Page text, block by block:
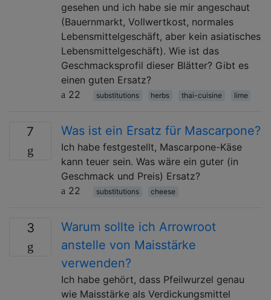
gesehen und ich habe sie mir angeschaut
(Bauernmarkt, Vollwertkost, normales
Lebensmittelgeschäft, aber kein asiatisches
Lebensmittelgeschäft). Wie ist das
Geschmacksprofil dieser Blätter? Gibt es
einen guten Ersatz?
22
substitutions herbs thai-cuisine lime
7 Was ist ein Ersatz für Mascarpone?
Ich habe festgestellt, Mascarpone-Käse
kann teuer sein. Was wäre ein guter (in
Geschmack und Preis) Ersatz?
22
substitutions cheese
3
Warum sollte ich Arrowroot
anstelle von Maisstärke
verwenden?
Ich habe gehört, dass Pfeilwurzel genau
wie Maisstärke als Verdickungsmittel